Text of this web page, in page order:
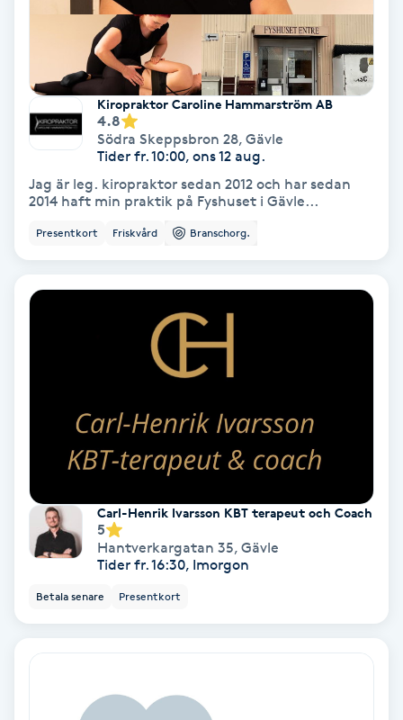
Läpptatuering
Makeup
Manikyr & Pedikyr
Massage
Melasma
MicroPen
Kiropraktor Caroline Hammarström AB
4.8
Södra Skeppsbron 28, Gävle
Tider fr. 10:00, ons 12 aug.
Jag är leg. kiropraktor sedan 2012 och har sedan
2014 haft min praktik på Fyshuset i Gävle...
Presentkort Friskvård Branschorg.
Carl-Henrik Ivarsson KBT terapeut och Coach
5
Hantverkargatan 35, Gävle
Tider fr. 16:30, Imorgon
Betala senare Presentkort